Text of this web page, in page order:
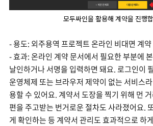
모두싸인을 활용해 계약을 진행
- 용도: 외주용역 프로젝트 온라인 비대면 계
- 효과: 온라인 계약 문서에서 필요한 부분에
날인하거나 서명을 입력하면 돼요. 로그인이
운영체제 또는 브라우저 제약이 없는 서비스
용할 수 있어요. 계약서 도장을 찍기 위해 먼
편을 주고받는 번거로운 절차도 사라졌어요.
게 확인하는 등 계약서 관리도 효과적으로 하